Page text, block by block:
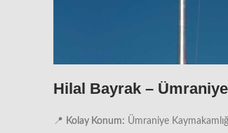
Hilal Bayrak – Ümraniye
📍 Kolay Konum: Ümraniye